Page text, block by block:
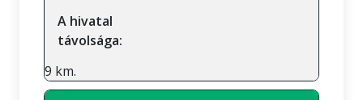
A hivatal
távolsága:
9 km.